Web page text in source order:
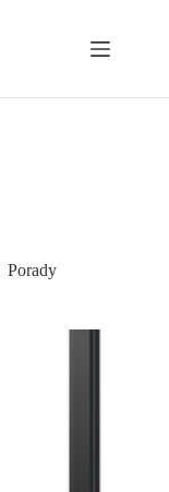
Porady